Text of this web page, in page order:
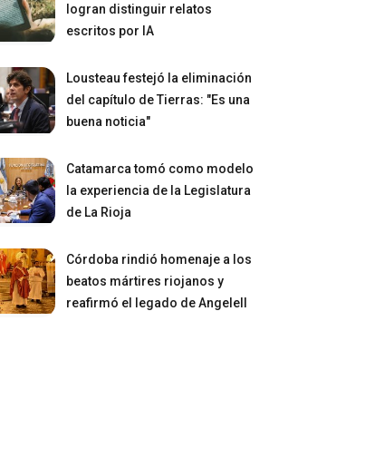
logran distinguir relatos
escritos por IA
Lousteau festejó la eliminación
del capítulo de Tierras: "Es una
buena noticia"
Catamarca tomó como modelo
la experiencia de la Legislatura
de La Rioja
Córdoba rindió homenaje a los
beatos mártires riojanos y
reafirmó el legado de Angelell